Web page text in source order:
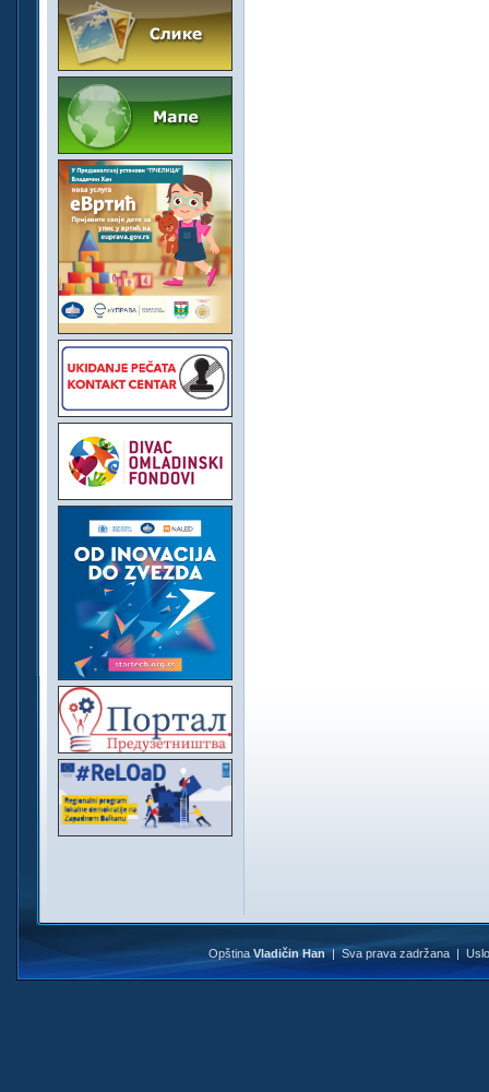
OpštinaVladičin Han| Sva prava zadržana |